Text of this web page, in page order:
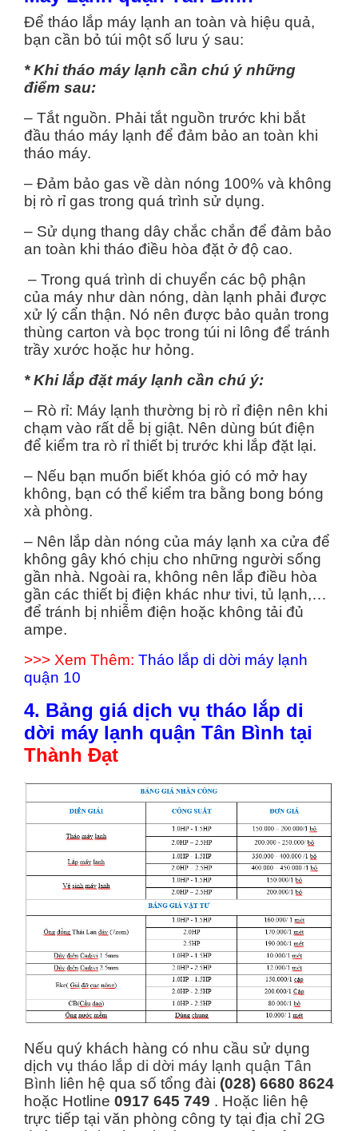
Để tháo lắp máy lạnh an toàn và hiệu quả,
bạn cần bỏ túi một số lưu ý sau:
* Khi tháo máy lạnh cần chú ý những
điểm sau:
– Tắt nguồn. Phải tắt nguồn trước khi bắt
đầu tháo máy lạnh để đảm bảo an toàn khi
tháo máy.
– Đảm bảo gas về dàn nóng 100% và không
bị rò rỉ gas trong quá trình sử dụng.
– Sử dụng thang dây chắc chắn để đảm bảo
an toàn khi tháo điều hòa đặt ở độ cao.
– Trong quá trình di chuyển các bộ phận
của máy như dàn nóng, dàn lạnh phải được
xử lý cẩn thận. Nó nên được bảo quản trong
thùng carton và bọc trong túi ni lông để tránh
trầy xước hoặc hư hỏng.
* Khi lắp đặt máy lạnh cần chú ý:
– Rò rỉ: Máy lạnh thường bị rò rỉ điện nên khi
chạm vào rất dễ bị giật. Nên dùng bút điện
để kiểm tra rò rỉ thiết bị trước khi lắp đặt lại.
– Nếu bạn muốn biết khóa gió có mở hay
không, bạn có thể kiểm tra bằng bong bóng
xà phòng.
– Nên lắp dàn nóng của máy lạnh xa cửa để
không gây khó chịu cho những người sống
gần nhà. Ngoài ra, không nên lắp điều hòa
gần các thiết bị điện khác như tivi, tủ lạnh,…
để tránh bị nhiễm điện hoặc không tải đủ
ampe.
>>> Xem Thêm: Tháo lắp di dời máy lạnh
quận 10
4. Bảng giá dịch vụ tháo lắp di
dời máy lạnh quận Tân Bình tại
Thành Đạt
Nếu quý khách hàng có nhu cầu sử dụng
dịch vụ tháo lắp di dời máy lạnh quận Tân
Bình liên hệ qua số tổng đài (028) 6680 8624
hoặc Hotline 0917 645 749 . Hoặc liên hệ
trực tiếp tại văn phòng công ty tại địa chỉ 2G